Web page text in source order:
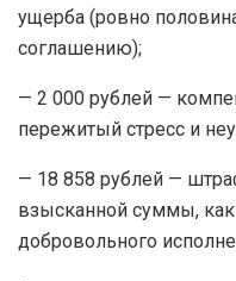
ущерба (ровно
соглашению);
— 2 000 рублей —
пережитый стресс и
— 18 858 рублей —
взысканной суммы, как
добровольного